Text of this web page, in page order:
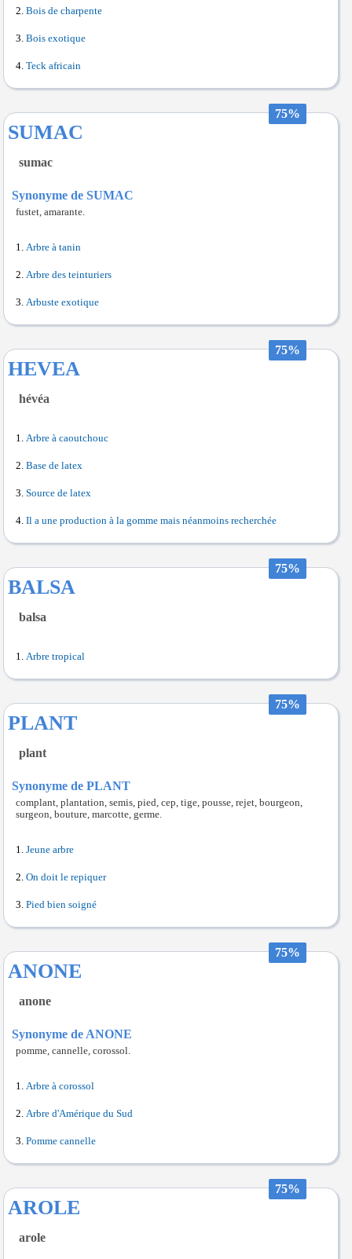
Bois de charpente
Bois exotique
Teck africain
75%
SUMAC
sumac
Synonyme de SUMAC
fustet, amarante.
Arbre à tanin
Arbre des teinturiers
Arbuste exotique
75%
HEVEA
hévéa
Arbre à caoutchouc
Base de latex
Source de latex
Il a une production à la gomme mais néanmoins recherchée
75%
BALSA
balsa
Arbre tropical
75%
PLANT
plant
Synonyme de PLANT
complant, plantation, semis, pied, cep, tige, pousse, rejet, bourgeon,
surgeon, bouture, marcotte, germe.
Jeune arbre
On doit le repiquer
Pied bien soigné
75%
ANONE
anone
Synonyme de ANONE
pomme, cannelle, corossol.
Arbre à corossol
Arbre d'Amérique du Sud
Pomme cannelle
75%
AROLE
arole